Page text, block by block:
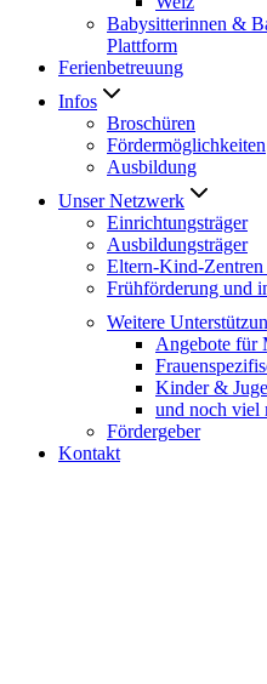
Babysitterinnen &
Plattform
Ferienbetreuung
Infos
Broschüren
Fördermöglichkeiten
Ausbildung
Unser Netzwerk
Einrichtungsträger
Ausbildungsträger
Eltern-Kind-Zentren
Frühförderung und
Weitere
Angebote für
Kinder &
und noch
Fördergeber
Kontakt